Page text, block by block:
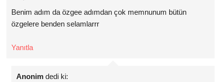
Benim adım da özgee adımdan çok memnunum bütün
özgelere benden selamlarrr
Yanıtla
Anonim dedi ki: